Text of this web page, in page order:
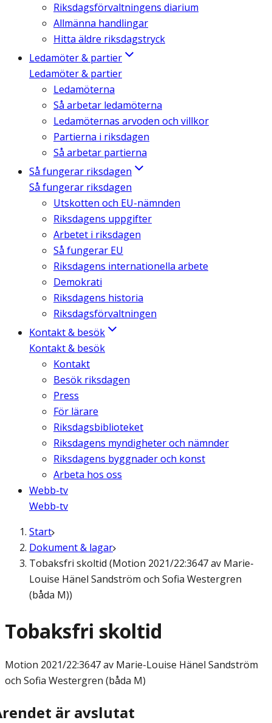
Riksdagsförvaltningens diarium
Allmänna handlingar
Hitta äldre riksdagstryck
Ledamöter & partier
Ledamöter & partier
Ledamöterna
Så arbetar ledamöterna
Ledamöternas arvoden och villkor
Partierna i riksdagen
Så arbetar partierna
Så fungerar riksdagen
Så fungerar riksdagen
Utskotten och EU-nämnden
Riksdagens uppgifter
Arbetet i riksdagen
Så fungerar EU
Riksdagens internationella arbete
Demokrati
Riksdagens historia
Riksdagsförvaltningen
Kontakt & besök
Kontakt & besök
Kontakt
Besök riksdagen
Press
För lärare
Riksdagsbiblioteket
Riksdagens myndigheter och nämnder
Riksdagens byggnader och konst
Arbeta hos oss
Webb-tv
Webb-tv
Start
Dokument & lagar
Tobaksfri skoltid (Motion 2021/22:3647 av Marie-
Louise Hänel Sandström och Sofia Westergren
(båda M))
Tobaksfri skoltid
Motion 2021/22:3647 av Marie-Louise Hänel Sandström
och Sofia Westergren (båda M)
är avslutat